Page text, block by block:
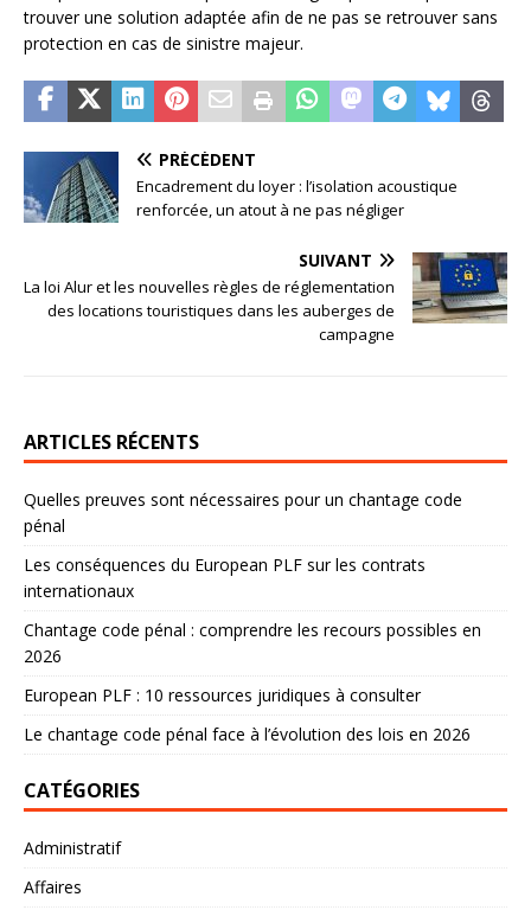
trouver une solution adaptée afin de ne pas se retrouver sans
protection en cas de sinistre majeur.
PRÉCÉDENT
Encadrement du loyer : l’isolation acoustique
renforcée, un atout à ne pas négliger
SUIVANT
La loi Alur et les nouvelles règles de réglementation
des locations touristiques dans les auberges de
campagne
ARTICLES RÉCENTS
Quelles preuves sont nécessaires pour un chantage code
pénal
Les conséquences du European PLF sur les contrats
internationaux
Chantage code pénal : comprendre les recours possibles en
2026
European PLF : 10 ressources juridiques à consulter
Le chantage code pénal face à l’évolution des lois en 2026
CATÉGORIES
Administratif
Affaires